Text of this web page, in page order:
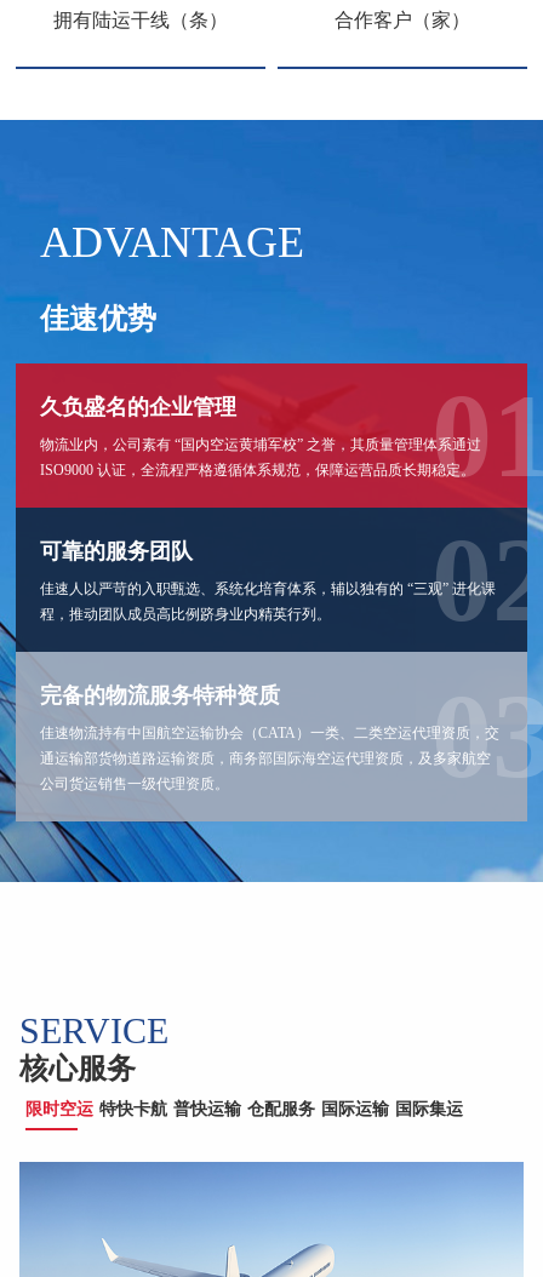
拥有陆运干线（条） 合作客户（家）
ADVANTAGE
佳速优势
久负盛名的企业管理
物流业内，公司素有 “国内空运黄埔军校” 之誉，其质量管理体系通过
ISO9000 认证，全流程严格遵循体系规范，保障运营品质长期稳定。
可靠的服务团队
佳速人以严苛的入职甄选、系统化培育体系，辅以独有的 “三观” 进化课
程，推动团队成员高比例跻身业内精英行列。
完备的物流服务特种资质
佳速物流持有中国航空运输协会（CATA）一类、二类空运代理资质，交
通运输部货物道路运输资质，商务部国际海空运代理资质，及多家航空
公司货运销售一级代理资质。
SERVICE
核心服务
限时空运 特快卡航 普快运输 仓配服务 国际运输 国际集运